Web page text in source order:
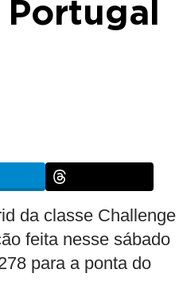
da classe Challenge
feita nesse sábado
para a ponta do